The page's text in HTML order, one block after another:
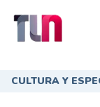
CULTURA Y